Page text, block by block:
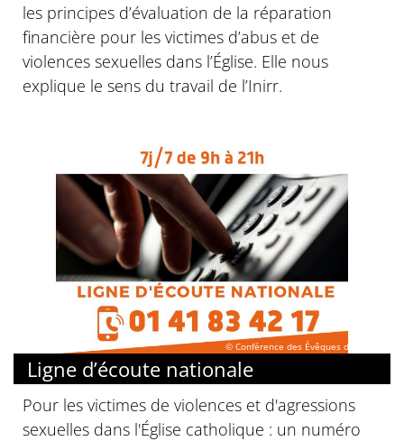
les principes d’évaluation de la réparation
financière pour les victimes d’abus et de
violences sexuelles dans l’Église. Elle nous
explique le sens du travail de l’Inirr.
© Conférence des Évêques de France
Ligne d’écoute nationale
Pour les victimes de violences et d'agressions
sexuelles dans l'Église catholique : un numéro